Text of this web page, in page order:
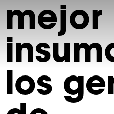
mejor
los